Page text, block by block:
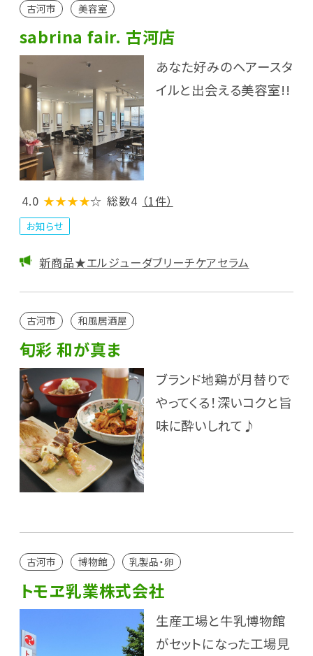
古河市 美容室
sabrina fair. 古河店
あなた好みのヘアースタ
イルと出会える美容室!!
4.0 ★★★★☆ 総数4 （1件）
お知らせ
新商品★エルジューダブリーチケアセラム
古河市 和風居酒屋
旬彩 和が真ま
ブランド地鶏が月替りで
やってくる！深いコクと旨
味に酔いしれて♪
古河市 博物館 乳製品・卵
トモヱ乳業株式会社
生産工場と牛乳博物館
がセットになった工場見